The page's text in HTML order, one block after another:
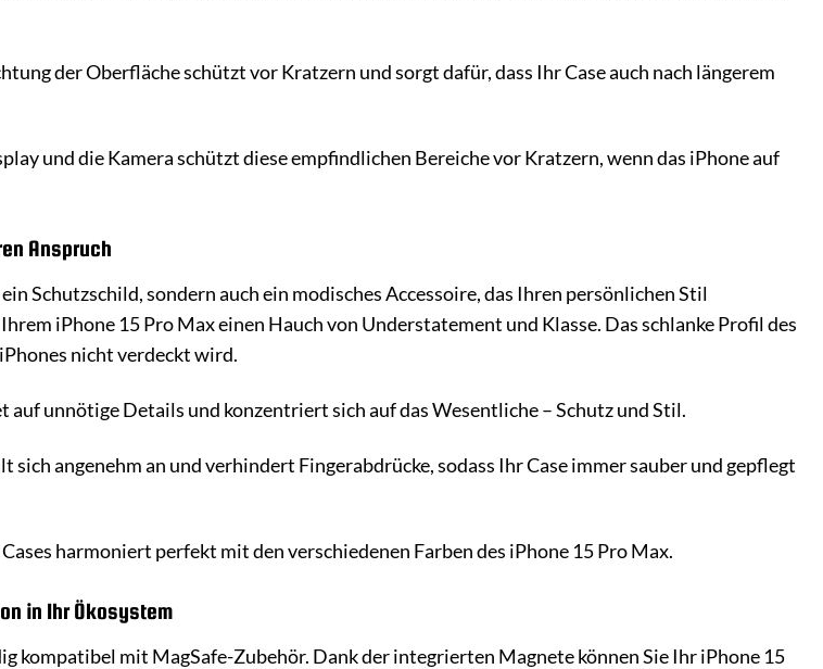
der Oberfläche schützt vor Kratzern und sorgt dafür, dass Ihr Case auch nach längerem
und die Kamera schützt diese empfindlichen Bereiche vor Kratzern, wenn das iPhone auf
Anspruch
Schutzschild, sondern auch ein modisches Accessoire, das Ihren persönlichen Stil
iPhone 15 Pro Max einen Hauch von Understatement und Klasse. Das schlanke Profil des
nicht verdeckt wird.
auf unnötige Details und konzentriert sich auf das Wesentliche – Schutz und Stil.
sich angenehm an und verhindert Fingerabdrücke, sodass Ihr Case immer sauber und gepflegt
Cases harmoniert perfekt mit den verschiedenen Farben des iPhone 15 Pro Max.
in Ihr Ökosystem
kompatibel mit MagSafe-Zubehör. Dank der integrierten Magnete können Sie Ihr iPhone 15